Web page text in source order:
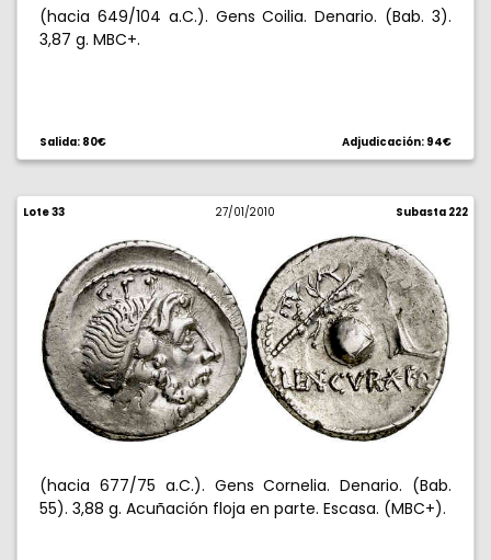
(hacia 649/104 a.C.). Gens Coilia. Denario. (Bab. 3).
3,87 g. MBC+.
Salida: 80€ Adjudicación: 94€
Lote 33 27/01/2010 Subasta 222
(hacia 677/75 a.C.). Gens Cornelia. Denario. (Bab.
55). 3,88 g. Acuñación floja en parte. Escasa. (MBC+).